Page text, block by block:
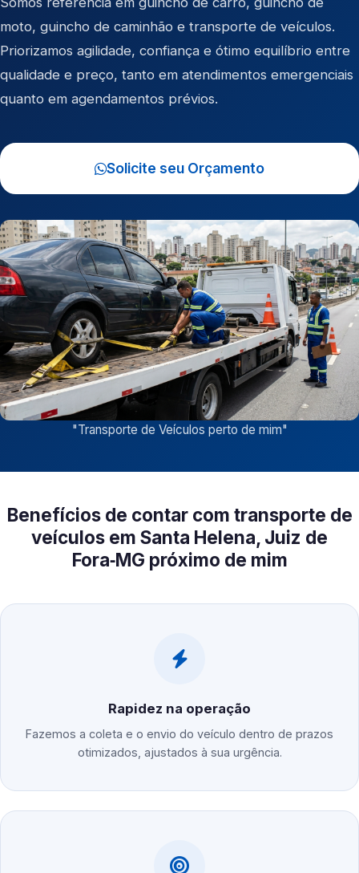
moto, guincho de caminhão e transporte de veículos.
Priorizamos agilidade, confiança e ótimo equilíbrio entre
qualidade e preço, tanto em atendimentos emergenciais
quanto em agendamentos prévios.
Solicite seu Orçamento
"Transporte de Veículos perto de mim"
Benefícios de contar com transporte de
veículos em Santa Helena, Juiz de
Fora‑MG próximo de mim
Rapidez na operação
Fazemos a coleta e o envio do veículo dentro de prazos
otimizados, ajustados à sua urgência.